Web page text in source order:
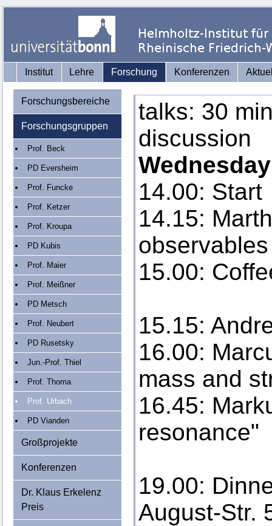
Institut Lehre Forschung Konferenzen
Forschungsbereiche
Forschungsgruppen
Prof. Beck
PD Eversheim
Prof. Funcke
Prof. Ketzer
Prof. Kroupa
PD Kubis
Prof. Maier
Prof. Meißner
PD Metsch
Prof. Neubert
PD Rusetsky
Jun.-Prof. Thiel
Prof. Thoma
Prof. Urbach
PD Vianden
Großprojekte
Konferenzen
Dr. Klaus Erkelenz
Preis
talks: 30
discussion
Wednesday
14.00: Start
14.15:
15.00:
15.15:
16.00:
mass and
16.45:
resonance"
19.00:
August-Str.